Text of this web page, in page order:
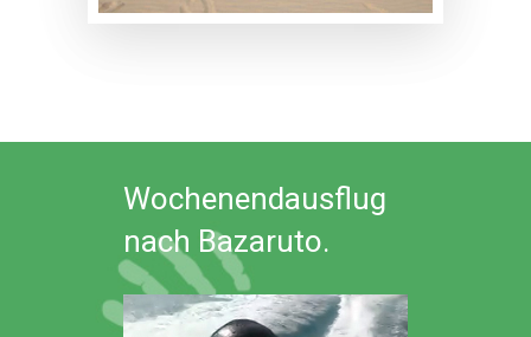
Wochenendausflug
nach Bazaruto.